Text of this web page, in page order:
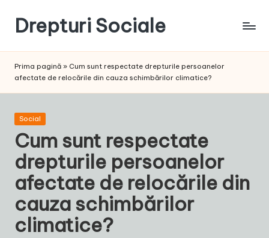
content
Drepturi Sociale
Sociale:
Schimbarea
Noastră!
Prima pagină » Cum sunt respectate drepturile persoanelor
afectate de relocările din cauza schimbărilor climatice?
Posted
Social
Cum sunt respectate
drepturile persoanelor
afectate de relocările din
cauza schimbărilor
climatice?